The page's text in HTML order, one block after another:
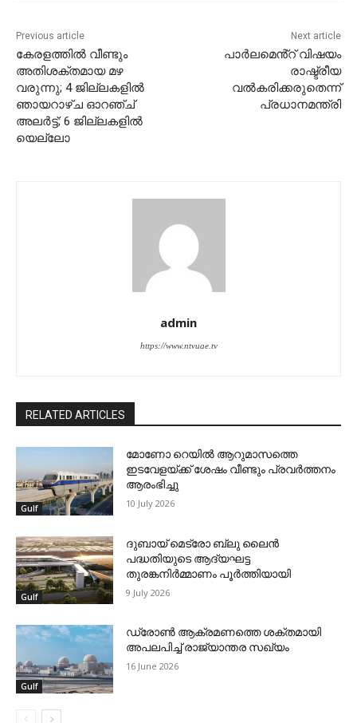
Previous article
കേരളത്തിൽ വീണ്ടും
അതിശക്തമായ മഴ
വരുന്നു; 4 ജില്ലകളിൽ
ഞായറാഴ്ച ഓറഞ്ച്
അലർട്ട്; 6 ജില്ലകളിൽ
യെല്ലോ
Next article
പാർലമെൻ്റ് വിഷയം
രാഷ്ട്രീയ
വൽകരിക്കരുതെന്ന്
പ്രധാനമന്ത്രി
admin
https://www.ntvuae.tv
RELATED ARTICLES
Gulf
മോണോ റെയില്‍ ആറുമാസത്തെ
ഇടവേളയ്ക്ക് ശേഷം വീണ്ടും പ്രവര്‍ത്തനം
ആരംഭിച്ചു
10 July 2026
Gulf
ദുബായ് മെട്രോ ബ്ലു ലൈന്‍
പദ്ധതിയുടെ ആദ്യഘട്ട
തുരങ്കനിര്‍മ്മാണം പൂര്‍ത്തിയായി
9 July 2026
Gulf
ഡ്രോണ്‍ ആക്രമണത്തെ ശക്തമായി
അപലപിച്ച് രാജ്യാന്തര സഖ്യം
16 June 2026